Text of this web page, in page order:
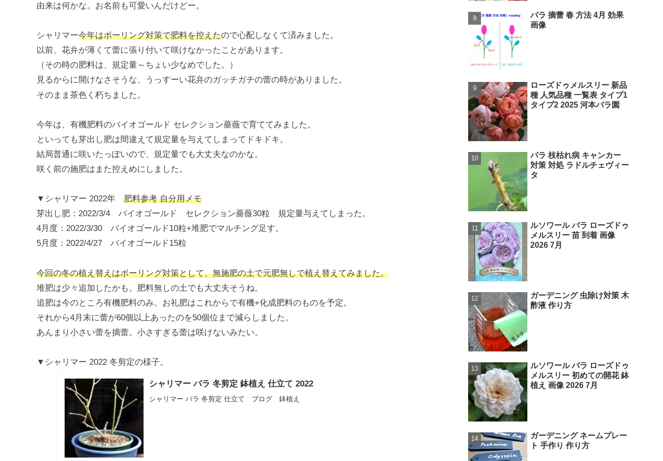
由来は何かな。お名前も可愛いんだけどー。
シャリマー今年はボーリング対策で肥料を控えたので心配しなくて済みました。
以前、花弁が薄くて蕾に張り付いて咲けなかったことがあります。
（その時の肥料は、規定量～ちょい少なめでした。）
見るからに開けなさそうな、うっすーい花弁のガッチガチの蕾の時がありました。
そのまま茶色く朽ちました。
今年は、有機肥料のバイオゴールド セレクション薔薇で育ててみました。
といっても芽出し肥は間違えて規定量を与えてしまってドキドキ。
結局普通に咲いたっぽいので、規定量でも大丈夫なのかな。
咲く前の施肥はまた控えめにしました。
▼シャリマー 2022年 肥料参考 自分用メモ
芽出し肥：2022/3/4 バイオゴールド セレクション薔薇30粒 規定量与えてしまった。
4月度：2022/3/30 バイオゴールド10粒+堆肥でマルチング足す。
5月度：2022/4/27 バイオゴールド15粒
今回の冬の植え替えはボーリング対策として、無施肥の土で元肥無しで植え替えてみました。
堆肥は少々追加したかも。肥料無しの土でも大丈夫そうね。
追肥は今のところ有機肥料のみ。お礼肥はこれからで有機+化成肥料のものを予定。
それから4月末に蕾が60個以上あったのを50個位まで減らしました。
あんまり小さい蕾を摘蕾。小さすぎる蕾は咲けないみたい。
▼シャリマー 2022 冬剪定の様子。
シャリマー バラ 冬剪定 鉢植え 仕立て 2022
シャリマー バラ 冬剪定 仕立て ブログ 鉢植え
バラ 摘蕾 春 方法 4月 効果
画像
ローズドゥメルスリー 新品
種 人気品種 一覧表 タイプ1
タイプ2 2025 河本バラ園
バラ 枝枯れ病 キャンカー
対策 対処 ラドルチェヴィー
タ
ルソワール バラ ローズドゥ
メルスリー 苗 到着 画像
2026 7月
ガーデニング 虫除け対策 木
酢液 作り方
ルソワール バラ ローズドゥ
メルスリー 初めての開花 鉢
植え 画像 2026 7月
ガーデニング ネームプレー
ト 手作り 作り方